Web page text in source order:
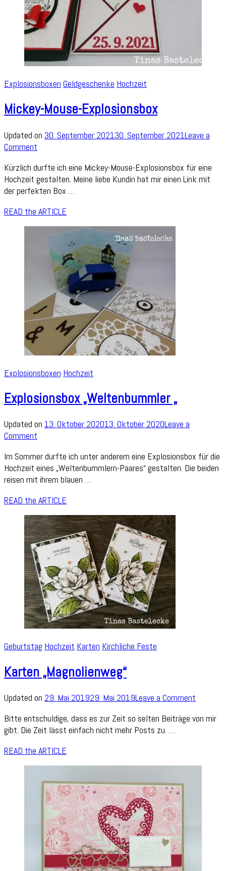
Explosionsboxen Geldgeschenke Hochzeit
Mickey-Mouse-Explosionsbox
Updated on 30. September 202130. September 2021Leave a
Comment
Mouse-
Explosionsbox
Kürzlich durfte ich eine Mickey-Mouse-Explosionsbox für eine
Hochzeit gestalten. Meine liebe Kundin hat mir einen Link mit
der perfekten Box …
READ the ARTICLE
Explosionsboxen Hochzeit
Explosionsbox „Weltenbummler „
Updated on 13. Oktober 202013. Oktober 2020Leave a
Comment
„Weltenbummler
„
Im Sommer durfte ich unter anderem eine Explosionsbox für die
Hochzeit eines „Weltenbummlern-Paares“ gestalten. Die beiden
reisen mit ihrem blauen …
READ the ARTICLE
Geburtstag Hochzeit Karten Kirchliche Feste
Karten „Magnolienweg“
Updated on 29. Mai 201929. Mai 2019Leave a Comment
Bitte entschuldige, dass es zur Zeit so selten Beiträge von mir
gibt. Die Zeit lässt einfach nicht mehr Posts zu. …
READ the ARTICLE